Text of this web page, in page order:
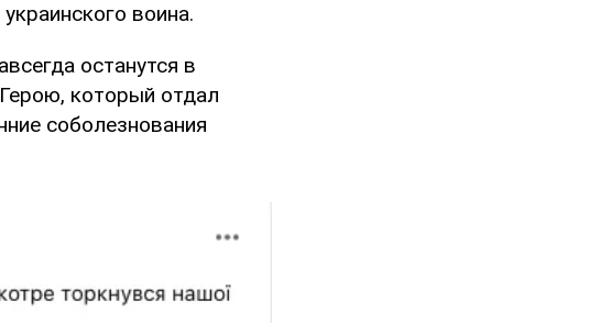
воина.
останутся в
который отдал
соболезнования